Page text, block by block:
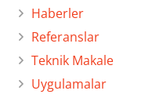
Haberler
Referanslar
Teknik Makale
Uygulamalar